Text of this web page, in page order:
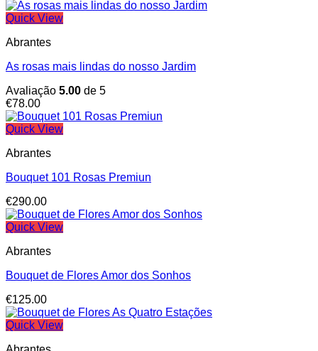
Quick View
Abrantes
As rosas mais lindas do nosso Jardim
Avaliação 5.00 de 5
€78.00
Quick View
Abrantes
Bouquet 101 Rosas Premiun
€290.00
Quick View
Abrantes
Bouquet de Flores Amor dos Sonhos
€125.00
Quick View